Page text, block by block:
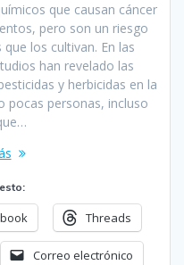
que causan cáncer
pero son un riesgo
los cultivan. En las
han revelado las
y herbicidas en la
pocas personas, incluso
Threads
Correo electrónico